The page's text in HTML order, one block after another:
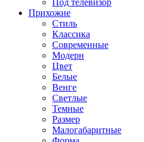
Под телевизор
Прихожие
Стиль
Классика
Современные
Модерн
Цвет
Белые
Венге
Светлые
Темные
Размер
Малогабаритные